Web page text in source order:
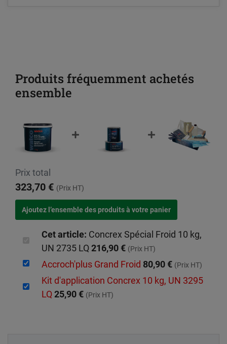
Produits fréquemment achetés
ensemble
Prix total
323,70 € (Prix HT)
Cet article: Concrex Spécial Froid 10 kg,
UN 2735 LQ216,90 € (Prix HT)
Accroch'plus Grand Froid 80,90 € (Prix HT)
Kit d'application Concrex 10 kg, UN 3295
LQ25,90 € (Prix HT)